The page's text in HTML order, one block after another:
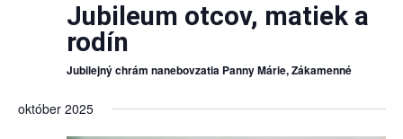
Jubileum otcov, matiek a
rodín
Jubilejný chrám nanebovzatia Panny Márie, Zákamenné
október 2025